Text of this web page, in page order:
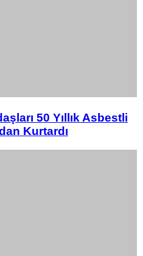
50 Yıllık Asbestli
Kurtardı